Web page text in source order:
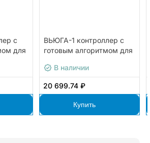
с
для
ВЬЮГА-1 контроллер с
готовым алгоритмом для
одноконтурным
ВЬЮГА-1.24
В наличии
20 699.74 ₽
Купить